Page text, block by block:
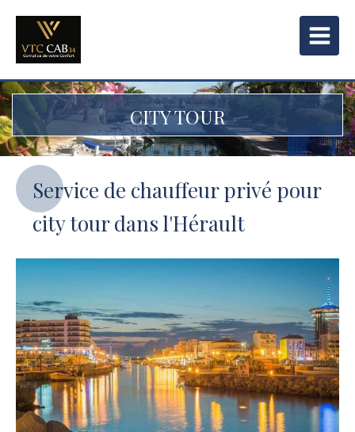
CITY TOUR
Service de chauffeur privé pour
city tour dans l'Hérault